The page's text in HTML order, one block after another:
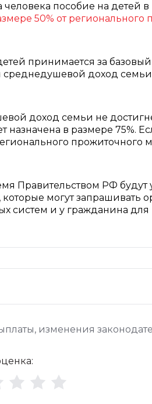
пособие на детей в
50% от регионального
принимается за
среднедушевой доход
доход семьи не
назначена в размере 75%.
прожиточного
Правительством РФ будут
могут запрашивать
систем и у гражданина для
, изменения